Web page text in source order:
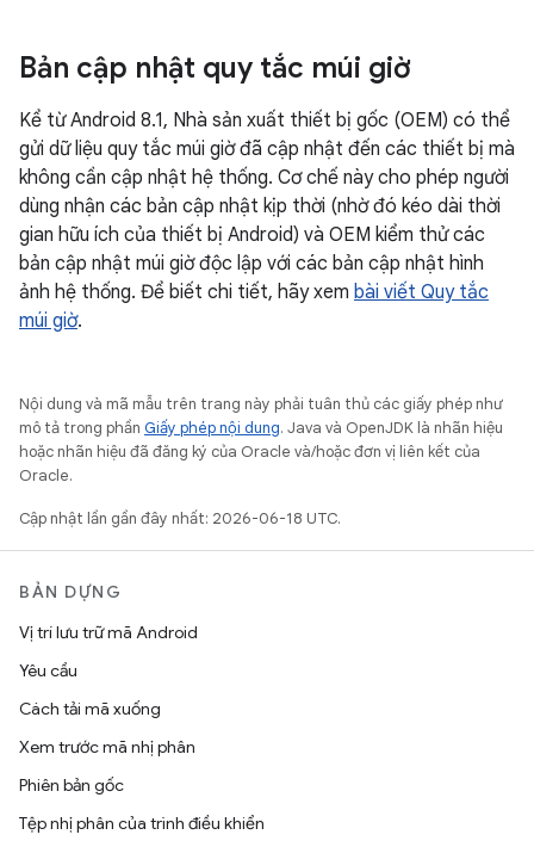
Bản cập nhật quy tắc múi giờ
Kể từ Android 8.1, Nhà sản xuất thiết bị gốc (OEM) có thể
gửi dữ liệu quy tắc múi giờ đã cập nhật đến các thiết bị mà
không cần cập nhật hệ thống. Cơ chế này cho phép người
dùng nhận các bản cập nhật kịp thời (nhờ đó kéo dài thời
gian hữu ích của thiết bị Android) và OEM kiểm thử các
bản cập nhật múi giờ độc lập với các bản cập nhật hình
ảnh hệ thống. Để biết chi tiết, hãy xem bài viết Quy tắc
múi giờ.
Nội dung và mã mẫu trên trang này phải tuân thủ các giấy phép như
mô tả trong phần Giấy phép nội dung. Java và OpenJDK là nhãn hiệu
hoặc nhãn hiệu đã đăng ký của Oracle và/hoặc đơn vị liên kết của
Oracle.
Cập nhật lần gần đây nhất: 2026-06-18 UTC.
BẢN DỰNG
Vị trí lưu trữ mã Android
Yêu cầu
Cách tải mã xuống
Xem trước mã nhị phân
Phiên bản gốc
Tệp nhị phân của trình điều khiển